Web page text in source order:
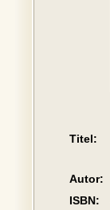
Titel:
Autor:
ISBN: